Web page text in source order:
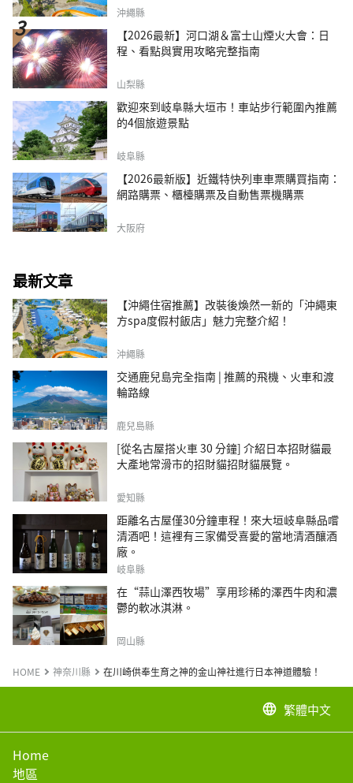
沖繩縣
【2026最新】河口湖＆富士山煙火大會：日
程、看點與實用攻略完整指南
山梨縣
歡迎來到岐阜縣大垣市！車站步行範圍內推薦
的4個旅遊景點
岐阜縣
【2026最新版】近鐵特快列車車票購買指南：
網路購票、櫃檯購票及自動售票機購票
大阪府
最新文章
【沖繩住宿推薦】改裝後煥然一新的「沖繩東
方spa度假村飯店」魅力完整介紹！
沖繩縣
交通鹿兒島完全指南 | 推薦的飛機、火車和渡
輪路線
鹿兒島縣
[從名古屋搭火車 30 分鐘] 介紹日本招財貓最
大產地常滑市的招財貓招財貓展覽。
愛知縣
距離名古屋僅30分鐘車程！來大垣岐阜縣品嚐
清酒吧！這裡有三家備受喜愛的當地清酒釀酒
廠。
岐阜縣
在“蒜山澤西牧場”享用珍稀的澤西牛肉和濃
鬱的軟冰淇淋。
岡山縣
HOME 神奈川縣 在川崎供奉生育之神的金山神社進行日本神道體驗！
language 繁體中文
Home
地區